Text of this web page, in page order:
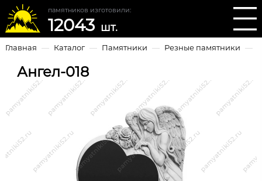
памятников изготовили:
12043 шт.
Главная — Каталог — Памятники — Резные памятники —
Ангел-018